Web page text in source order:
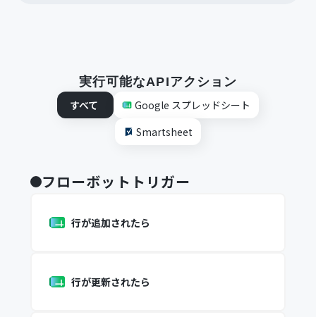
実行可能なAPIアクション
すべて
Google スプレッドシート
Smartsheet
フローボットトリガー
行が追加されたら
行が更新されたら